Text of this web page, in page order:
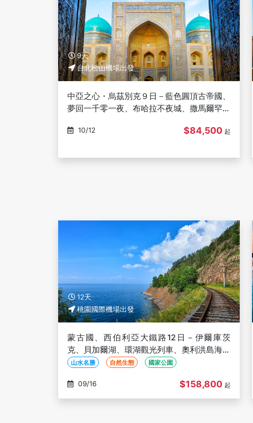
9天
台北松山機場出發
中亞之心・烏茲別克９日－藍色圓頂古帝國、
夢回一千零一夜、布哈拉不夜城、撒馬爾罕傳
10/12 $84,500 起
12天
桃園國際機場出發
蒙古國、西伯利亞大鐵路12日－伊爾庫茨
克、貝加爾湖、環湖觀光列車、奧利洪島海鷗
遊船、烏蘭巴托、蒙古包體驗
山水名勝 自然生態 國家公園
09/16 $158,800 起